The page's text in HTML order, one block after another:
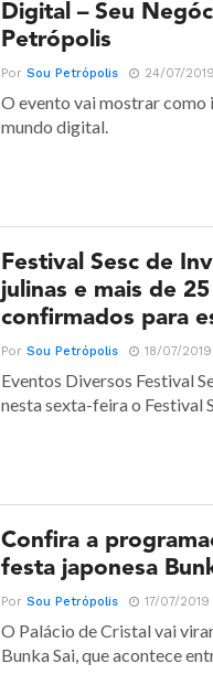
Digital – Seu
Petrópolis
PorSou Petrópolis 24/07/2019
O evento vai mostrar como
mundo digital.
Festival Sesc de
julinas e mais de
confirmados para
PorSou Petrópolis 18/07/2019
Eventos Diversos Festival
nesta sexta-feira o Festival
Confira a
festa japonesa
PorSou Petrópolis 17/07/2019
O Palácio de Cristal vai
Bunka Sai, que acontece